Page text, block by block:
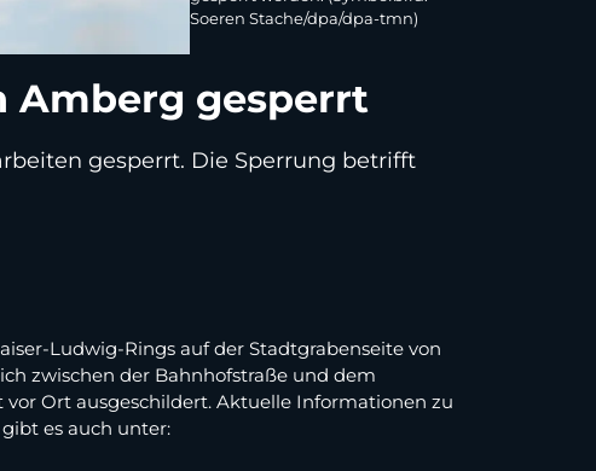
Soeren Stache/dpa/dpa-tmn)
Amberg gesperrt
gesperrt. Die Sperrung betrifft
Ludwig-Rings auf der Stadtgrabenseite von
zwischen der Bahnhofstraße und dem
Ort ausgeschildert. Aktuelle Informationen zu
es auch unter: